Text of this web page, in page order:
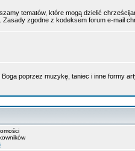
tematów, które mogą dzielić
zgodne z kodeksem forum e-mail
poprzez muzykę, taniec i inne formy